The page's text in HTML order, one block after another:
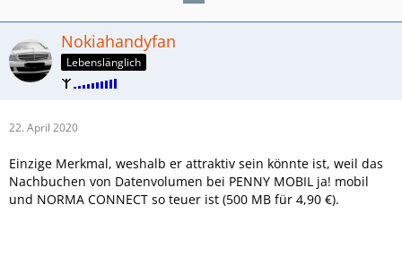
Nokiahandyfan
Lebenslänglich
22. April 2020
Einzige Merkmal, weshalb er attraktiv sein könnte ist, weil das
Nachbuchen von Datenvolumen bei PENNY MOBIL ja! mobil
und NORMA CONNECT so teuer ist (500 MB für 4,90 €).